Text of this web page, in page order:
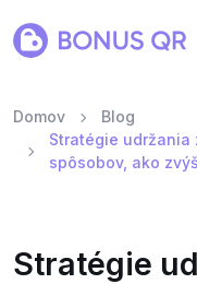
Domov
Blog
Stratégie
spôsobov, ako
Stratégie